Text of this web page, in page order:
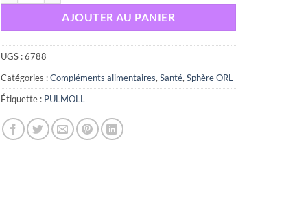
AJOUTER AU PANIER
UGS :6788
Catégories :Compléments alimentaires, Santé, Sphère ORL
Étiquette : PULMOLL